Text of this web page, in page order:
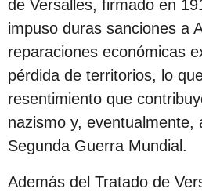
de Versalles, firmado en
impuso duras sanciones a
reparaciones económicas
pérdida de territorios, lo
resentimiento que
nazismo y, eventualmente,
Segunda Guerra Mundial.
Además del Tratado de